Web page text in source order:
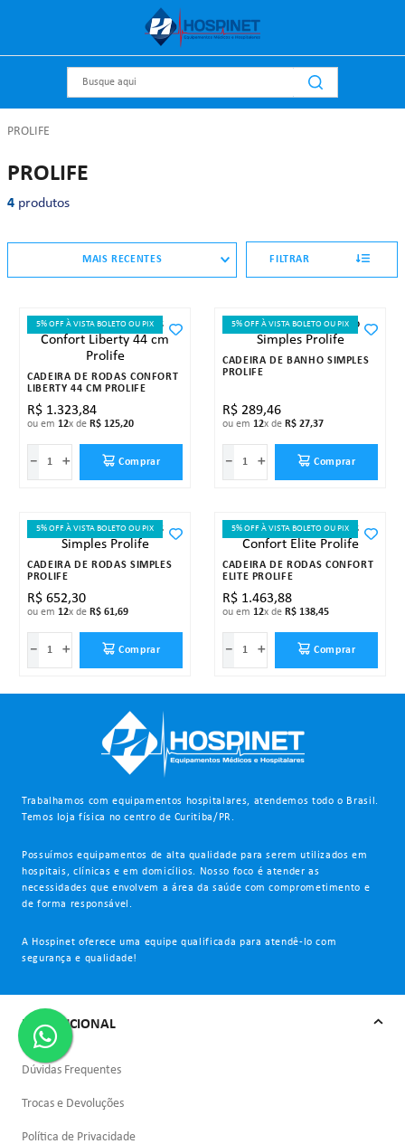
PROLIFE
PROLIFE
4 produtos
MAIS RECENTES FILTRAR
5% OFF À VISTA BOLETO OU PIX
CADEIRA DE RODAS CONFORT
LIBERTY 44 CM PROLIFE
R$ 1.323,84
ou em 12x de R$ 125,20
＋
－ Comprar
5% OFF À VISTA BOLETO OU PIX
CADEIRA DE BANHO SIMPLES
PROLIFE
R$ 289,46
ou em 12x de R$ 27,37
＋
－ Comprar
5% OFF À VISTA BOLETO OU PIX
CADEIRA DE RODAS SIMPLES
PROLIFE
R$ 652,30
ou em 12x de R$ 61,69
＋
－ Comprar
5% OFF À VISTA BOLETO OU PIX
CADEIRA DE RODAS CONFORT
ELITE PROLIFE
R$ 1.463,88
ou em 12x de R$ 138,45
＋
－ Comprar
Trabalhamos com equipamentos hospitalares, atendemos todo o Brasil.
Temos loja física no centro de Curitiba/PR.
Possuímos equipamentos de alta qualidade para serem utilizados em
hospitais, clínicas e em domicílios. Nosso foco é atender as
necessidades que envolvem a área da saúde com comprometimento e
de forma responsável.
A Hospinet oferece uma equipe qualificada para atendê-lo com
segurança e qualidade!
INSTITUCIONAL
Dúvidas Frequentes
Trocas e Devoluções
Política de Privacidade